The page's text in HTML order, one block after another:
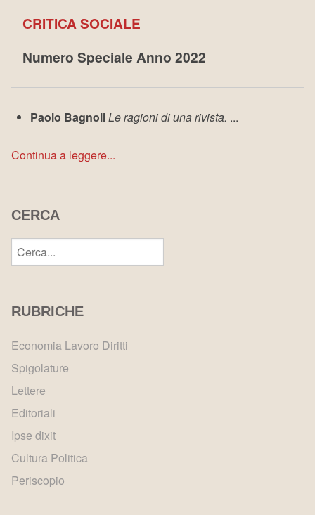
CRITICA SOCIALE
Numero Speciale Anno 2022
Paolo BagnoliLe ragioni di una rivista. ...
Continua a leggere...
CERCA
RUBRICHE
Economia Lavoro Diritti
Spigolature
Lettere
Editoriali
Ipse dixit
Cultura Politica
Periscopio